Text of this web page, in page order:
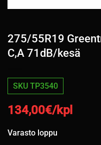
275/55R19
C,A 71dB/kesä
SKU TP3540
134,00€/kpl
Varasto loppu